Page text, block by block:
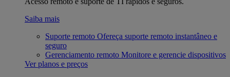
Saiba mais
Suporte remoto Ofereça suporte remoto instantâneo e
seguro
Gerenciamento remoto Monitore e gerencie dispositivos
Ver planos e preços